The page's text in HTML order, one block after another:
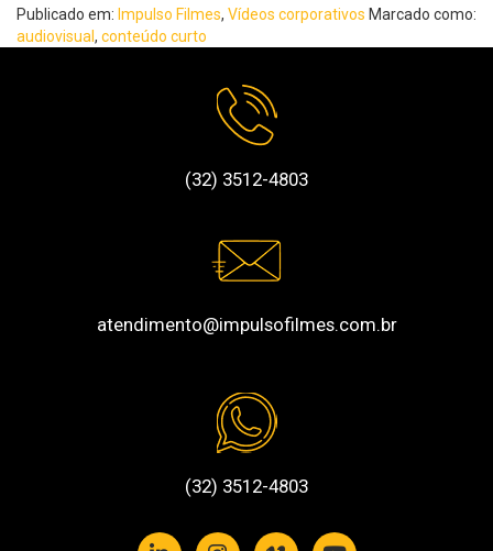
Publicado em: Impulso Filmes, Vídeos corporativos Marcado como:
audiovisual , conteúdo curto
(32) 3512-4803
atendimento@impulsofilmes.com.br
(32) 3512-4803